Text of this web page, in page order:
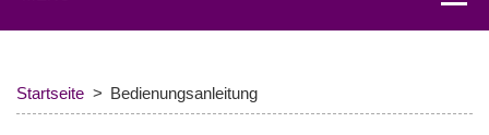
Startseite Bedienungsanleitung